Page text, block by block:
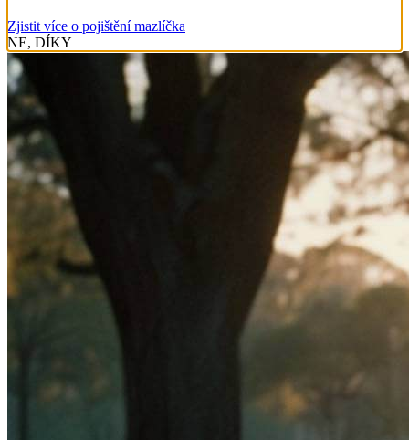
Zjistit více o pojištění mazlíčka
NE, DÍKY